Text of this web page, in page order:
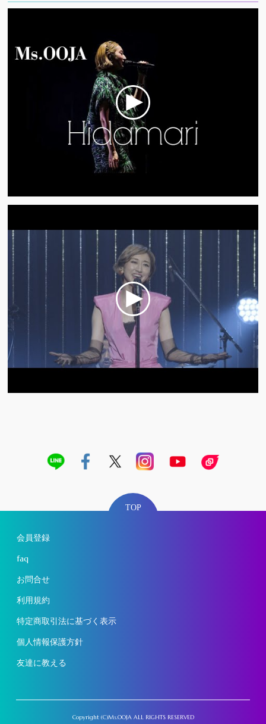
TOP
会員登録
faq
お問合せ
利用規約
特定商取引法に基づく表示
個人情報保護方針
友達に教える
Copyright (C)Ms.OOJA ALL RIGHTS RESERVED